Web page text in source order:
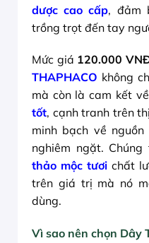
dược cao cấp, đảm
trồng trọt đến tay
Mức giá 120.000
THAPHACO không
mà còn là cam kết
tốt, cạnh tranh trên
minh bạch về
nghiêm ngặt.
thảo mộc tươi chất
trên giá trị mà nó
dùng.
Vì sao nên chọn Dây